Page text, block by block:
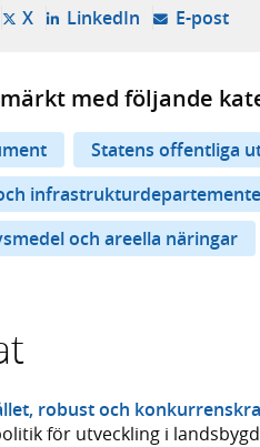
i ny flik, extern
X- öppnas i ny flik, extern
LinkedIn- öppnas i ny
E-post-
med följande
Statens offentliga
och areella näringar
robust och
för utveckling i